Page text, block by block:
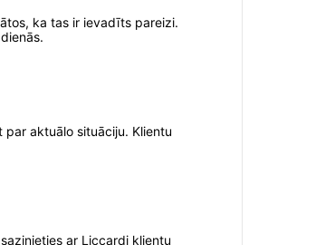
ka tas ir ievadīts pareizi.
aktuālo situāciju. Klientu
ar Liccardi klientu